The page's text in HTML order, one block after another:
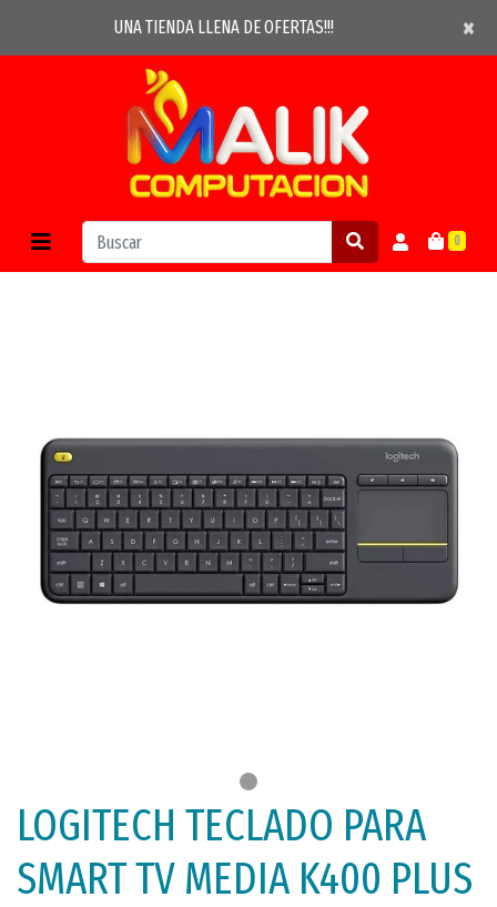
UNA TIENDA LLENA DE OFERTAS!!! ×
×
0
LOGITECH TECLADO PARA
SMART TV MEDIA K400 PLUS